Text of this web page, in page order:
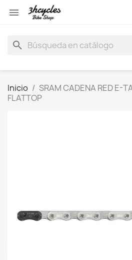

search
Inicio
SRAM CADENA RED E-
FLATTOP